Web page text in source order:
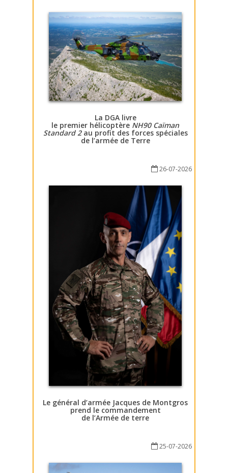
La DGA livre
le premier hélicoptère NH90 Caïman
Standard 2au profit des forces spéciales
de l’armée de Terre
26-07-2026
Le général d’armée Jacques de Montgros
prend le commandement
de l’Armée de terre
25-07-2026